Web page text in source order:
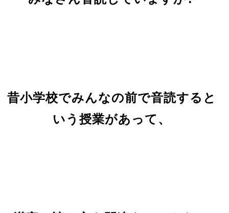
昔小学校でみんなの前で音読すると
いう授業があって、